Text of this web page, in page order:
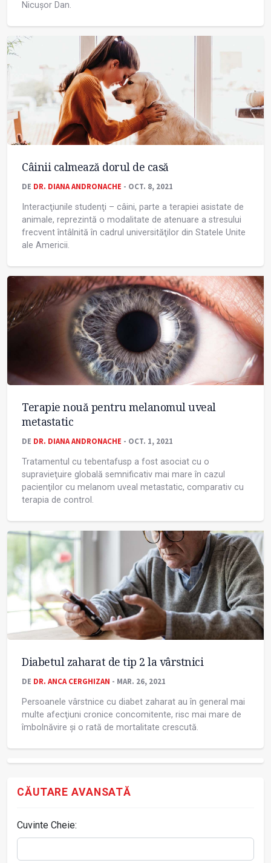
Nicuşor Dan.
Câinii calmează dorul de casă
DE DR. DIANA ANDRONACHE - OCT. 8, 2021
Interacţiunile studenţi – câini, parte a terapiei asistate de
animale, reprezintă o modalitate de atenuare a stresului
frecvent întâlnită în cadrul universităţilor din Statele Unite
ale Americii.
Terapie nouă pentru melanomul uveal
metastatic
DE DR. DIANA ANDRONACHE - OCT. 1, 2021
Tratamentul cu tebentafusp a fost asociat cu o
supravieţuire globală semnificativ mai mare în cazul
pacienţilor cu melanom uveal metastatic, comparativ cu
terapia de control.
Diabetul zaharat de tip 2 la vârstnici
DE DR. ANCA CERGHIZAN - MAR. 26, 2021
Persoanele vârstnice cu diabet zaharat au în general mai
multe afecţiuni cronice concomitente, risc mai mare de
îmbolnăvire şi o rată de mortalitate crescută.
CĂUTARE AVANSATĂ
Cuvinte Cheie: